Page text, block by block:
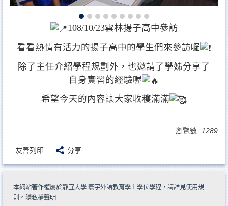
108/10/23雲林揚子高中參訪
看看熱情有活力的揚子高中的學生們來參訪囉
除了主任介紹學程規劃外，也邀請了學姊分享了
自身實習的經驗喔
希望今天的內容讓大家收穫滿滿
瀏覽數: 1289
友善列印 分享
本網站著作權屬於靜宜大學 寰宇外語教育學士學位學程，請詳見使用規
則 。 隱私權聲明